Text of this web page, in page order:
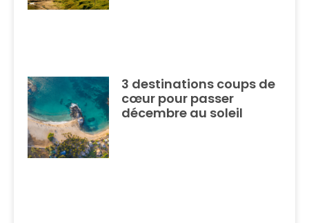
3 destinations coups de
cœur pour passer
décembre au soleil